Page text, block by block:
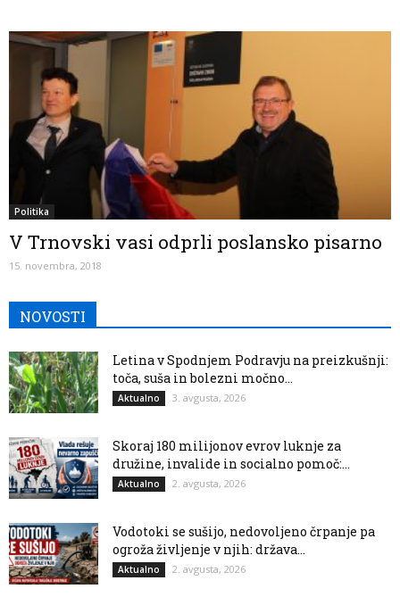
Politika
V Trnovski vasi odprli poslansko pisarno
15. novembra, 2018
NOVOSTI
Letina v Spodnjem Podravju na preizkušnji:
toča, suša in bolezni močno...
Aktualno 3. avgusta, 2026
Skoraj 180 milijonov evrov luknje za
družine, invalide in socialno pomoč:...
Aktualno 2. avgusta, 2026
Vodotoki se sušijo, nedovoljeno črpanje pa
ogroža življenje v njih: država...
Aktualno 2. avgusta, 2026